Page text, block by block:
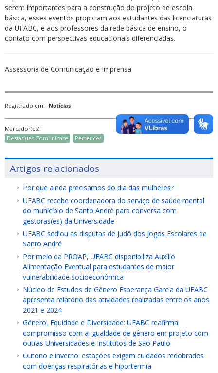
serem importantes para a construção do projeto de escola
básica, esses eventos propiciam aos estudantes das licenciaturas
da UFABC, e aos professores da rede básica de ensino, o
contato com perspectivas educacionais diferenciadas.
Assessoria de Comunicação e Imprensa
Registrado em: Notícias
Marcador(es):
Destaques Comunicare
Pertencer
Artigos relacionados
Por que ainda precisamos do dia das mulheres?
UFABC recebe coordenadora do serviço de saúde mental
do município de Santo André para conversa com
gestoras(es) da Universidade
UFABC sediou as disputas de Judô dos Jogos Escolares de
Santo André
Por meio da PROAP, UFABC disponibiliza Auxílio
Alimentação Eventual para estudantes de maior
vulnerabilidade socioeconômica
Núcleo de Estudos de Gênero Esperança Garcia da UFABC
apresenta relatório das atividades realizadas entre os anos
2021 e 2024
Gênero, Equidade e Diversidade: UFABC reafirma
compromisso com a igualdade de gênero em projeto com
outras Universidades e Institutos de São Paulo
Outono e inverno: estações exigem cuidados redobrados
com doenças respiratórias e hiportermia